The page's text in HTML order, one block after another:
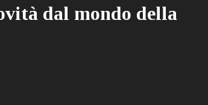
dal mondo della